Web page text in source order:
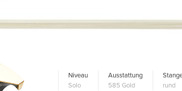
Niveau
Solo
Ausstattung
585 Gold
rund